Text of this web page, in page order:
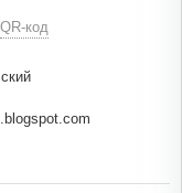
QR-код